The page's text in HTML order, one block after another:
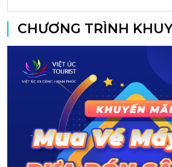
CHƯƠNG TRÌNH